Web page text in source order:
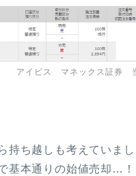
アイビス マネックス証券
持ち越しも考えていま
基本通りの始値売却…！